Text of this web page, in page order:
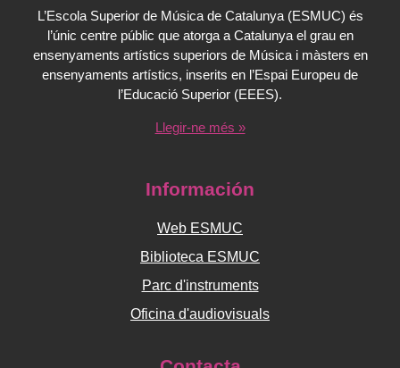
L’Escola Superior de Música de Catalunya (ESMUC) és
l’únic centre públic que atorga a Catalunya el grau en
ensenyaments artístics superiors de Música i màsters en
ensenyaments artístics, inserits en l’Espai Europeu de
l’Educació Superior (EEES).
Llegir-ne més »
Información
Web ESMUC
Biblioteca ESMUC
Parc d'instruments
Oficina d'audiovisuals